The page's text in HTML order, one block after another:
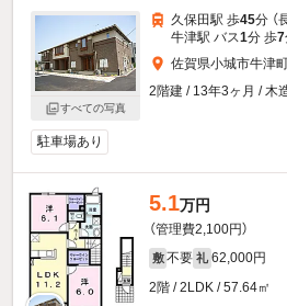
すべての写真
久保田駅 歩45分 （
牛津駅 バス1分 歩7
佐賀県小城市牛津
2階建 / 13年3ヶ月 / 木
駐車場あり
5.1万円
（管理費2,100円）
敷 不要 礼 62,000円
2階 / 2LDK / 57.64㎡